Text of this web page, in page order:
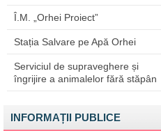
Î.M. „Orhei Proiect”
Stația Salvare pe Apă Orhei
Serviciul de supraveghere și
îngrijire a animalelor fără stăpân
INFORMAȚII PUBLICE